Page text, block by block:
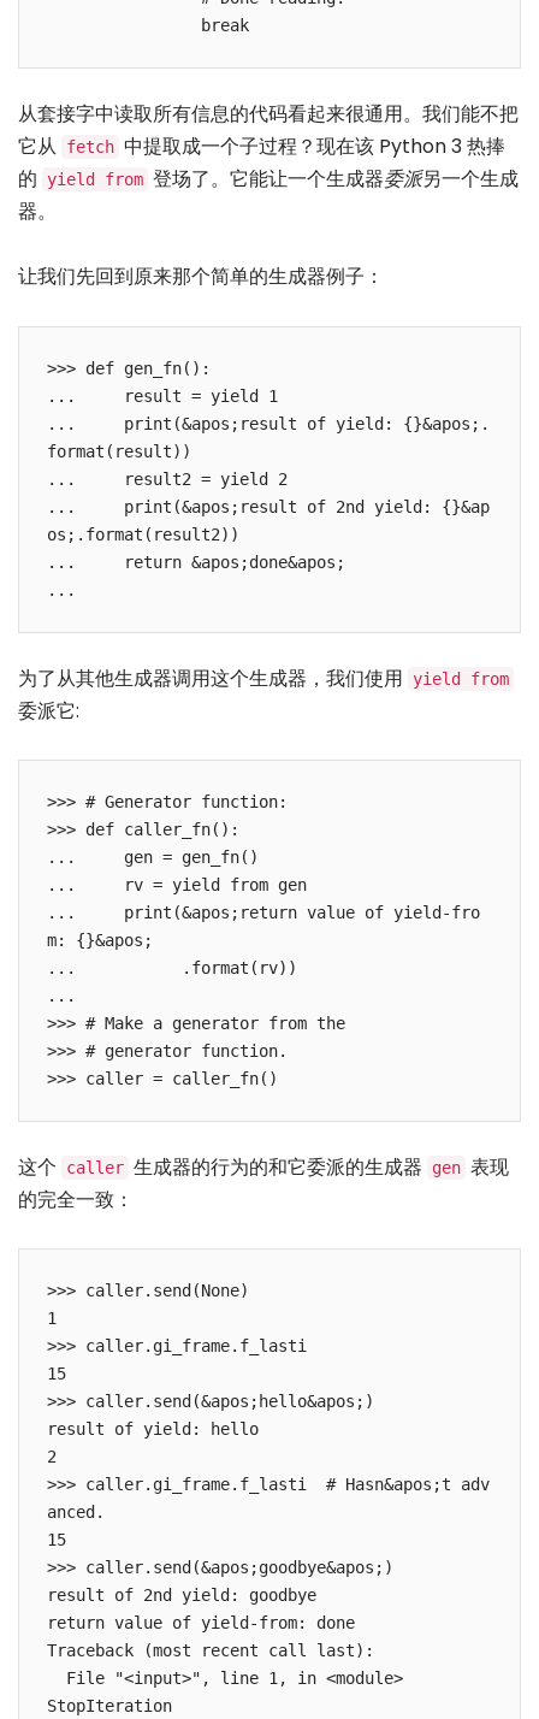
从套接字中读取所有信息的代码看起来很通用。我们能不把
它从 fetch 中提取成一个子过程？现在该 Python 3 热捧
的
yield from 登场了。它能让一个生成器委派另一个生成
器。
让我们先回到原来那个简单的生成器例子：
>>> def gen_fn():
...     result = yield 1
...     print(&apos;result of yield: {}&apos;.
format(result))
...     result2 = yield 2
...     print(&apos;result of 2nd yield: {}&ap
os;.format(result2))
...     return &apos;done&apos;
为了从其他生成器调用这个生成器，我们使用 yield from
委派它:
>>> # Generator function:
>>> def caller_fn():
...     gen = gen_fn()
...     rv = yield from gen
...     print(&apos;return value of yield-fro
m: {}&apos;
...           .format(rv))
...
>>> # Make a generator from the
>>> # generator function.
这个 caller 生成器的行为的和它委派的生成器 gen 表现
的完全一致：
>>> caller.send(None)
1
>>> caller.gi_frame.f_lasti
15
>>> caller.send(&apos;hello&apos;)
result of yield: hello
2
>>> caller.gi_frame.f_lasti  # Hasn&apos;t adv
anced.
15
>>> caller.send(&apos;goodbye&apos;)
result of 2nd yield: goodbye
return value of yield-from: done
Traceback (most recent call last):
  File "<input>", line 1, in <module>